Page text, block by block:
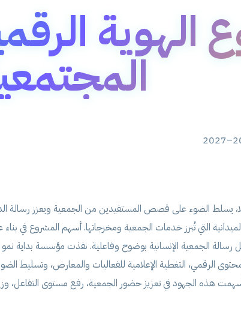
الهوية
يسلط الضوء على قصص المستفيدين من الجمعية ويعزز رسالة
الميدانية التي تُبرز خدمات الجمعية ومخرجاتها. أسهم المشروع في
الجمعية الإنسانية بوضوح وفاعلية. نفذت مؤسسة بداية نمو
المحتوى الرقمي، التغطية الإعلامية للفعاليات والمعارض،
هذه الجهود في تعزيز حضور الجمعية، رفع مستوى